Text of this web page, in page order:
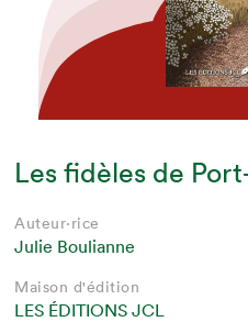
Les fidèles de
Auteur·rice
Julie Boulianne
Maison d'édition
LES ÉDITIONS JCL